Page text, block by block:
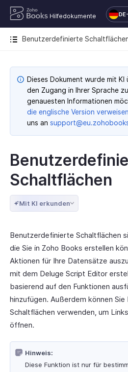
Hilfedokumente
Benutzerdefinierte
Dieses Dokument wurde mit KI
den Zugang in Ihrer Sprache
genauesten Informationen
die englische Version verweisen
uns an
Schaltflächen
Mit KI erkunden
Benutzerdefinierte Schaltflächen
die Sie in Zoho Books erstellen
Aktionen für Ihre Datensätze
mit dem Deluge Script Editor
basierend auf den Funktionen
hinzufügen. Außerdem können
Schaltflächen verwenden, um
öffnen.
Hinweis:
Diese Funktion ist nur für